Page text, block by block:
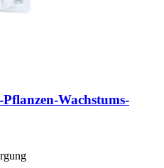
​Wachstums-​